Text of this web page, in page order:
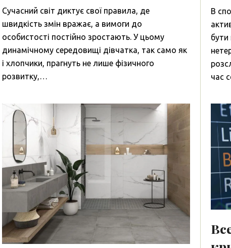
Сучасний світ диктує свої правила, де
швидкість змін вражає, а вимоги до
особистості постійно зростають. У цьому
динамічному середовищі дівчатка, так само як
і хлопчики, прагнуть не лише фізичного
розвитку,…
В
бути
час